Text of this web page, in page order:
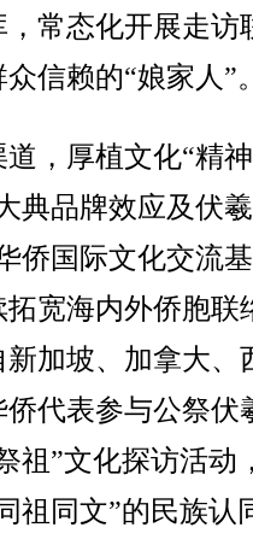
常态化开展走访
信赖的“娘家人”
，厚植文化“精
典品牌效应及伏
侨国际文化交流
宽海内外侨胞联
加坡、加拿大、
代表参与公祭伏
祖”文化探访活动
祖同文”的民族认